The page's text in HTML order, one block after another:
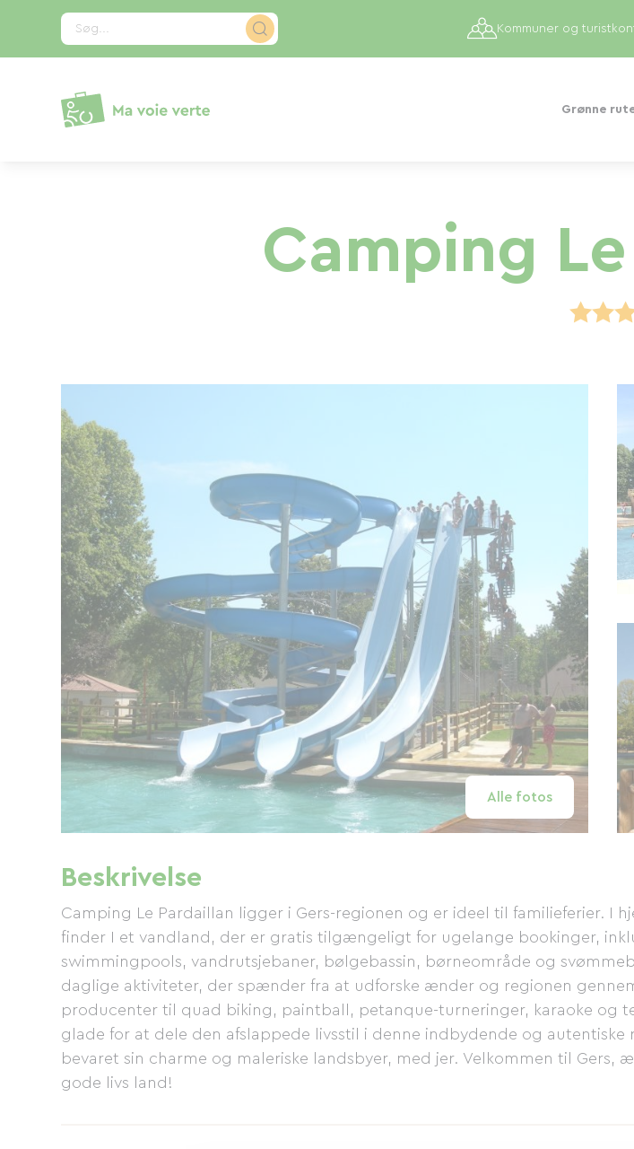
Søg...
Grønne
Kommuner og
Camping
Alle fotos
Beskrivelse
Camping Le Pardaillan ligger i Gers-regionen og er ideel til familieferier. I
finder I et vandland, der er gratis tilgængeligt for ugelange bookinger,
swimmingpools, vandrutsjebaner, bølgebassin, børneområde og
daglige aktiviteter, der spænder fra at udforske ænder og regionen
producenter til quad biking, paintball, petanque-turneringer, karaoke og
glade for at dele den afslappede livsstil i denne indbydende og autentiske
bevaret sin charme og maleriske landsbyer, med jer. Velkommen til Gers,
gode livs land!
CCookie-styringspanel